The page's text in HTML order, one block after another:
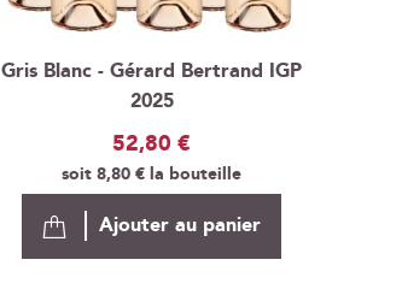
Gris Blanc - Gérard Bertrand IGP
2025
52,80 €
soit8,80 €la bouteille
Ajouter au panier